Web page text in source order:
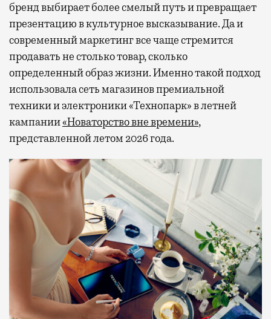
бренд выбирает более смелый путь и превращает
презентацию в культурное высказывание. Да и
современный маркетинг все чаще стремится
продавать не столько товар, сколько
определенный образ жизни. Именно такой подход
использовала сеть магазинов премиальной
техники и электроники «Технопарк» в летней
кампании«Новаторство вне времени»,
представленной летом 2026 года.